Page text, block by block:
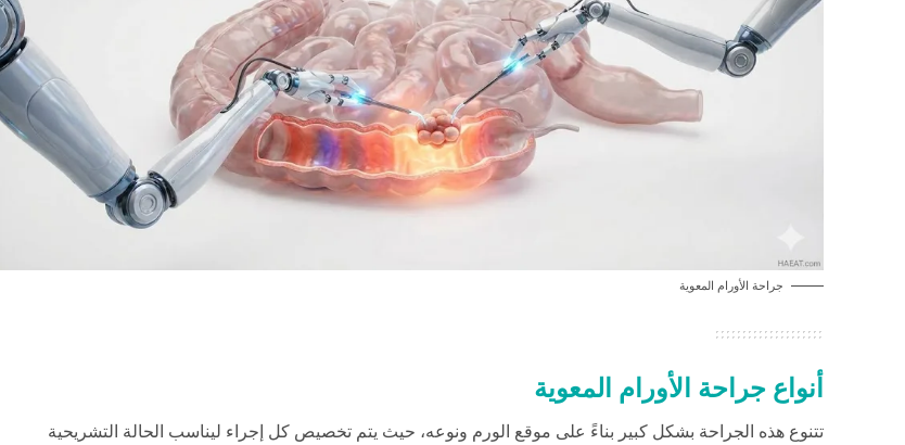
جراحة الأورام المعوية
أنواع جراحة الأورام المعوية
تتنوع هذه الجراحة بشكل كبير بناءً على موقع الورم ونوعه، حيث يتم تخصيص كل إجراء ليناسب الحالة التشريحية